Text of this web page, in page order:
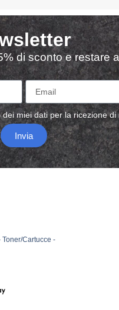
di sconto e restare
dei miei dati per la ricezione di
Invia
Toner/Cartucce -